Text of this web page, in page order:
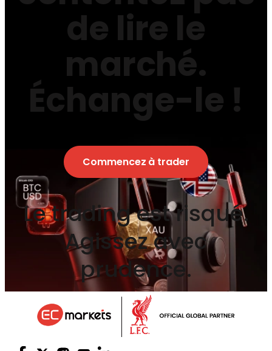
de lire le
marché.
Échange-le !
Commencez à trader
Le trading est risqué.
Agissez avec
prudence.